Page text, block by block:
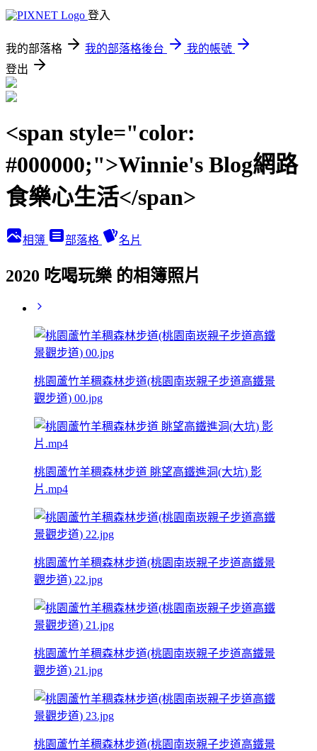
登入
我的部落格 我的部落格後台
我的帳號
登出
<span style="color:
#000000;">Winnie's Blog網路
食樂心生活</span>
相簿 部落格 名片
2020 吃喝玩樂 的相簿照片
桃園蘆竹羊稠森林步道(桃園南崁親子步道高鐵景
觀步道) 00.jpg
桃園蘆竹羊稠森林步道 眺望高鐵進洞(大坑) 影
片.mp4
桃園蘆竹羊稠森林步道(桃園南崁親子步道高鐵景
觀步道) 22.jpg
桃園蘆竹羊稠森林步道(桃園南崁親子步道高鐵景
觀步道) 21.jpg
桃園蘆竹羊稠森林步道(桃園南崁親子步道高鐵景